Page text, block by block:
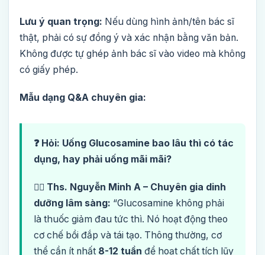
Lưu ý quan trọng: Nếu dùng hình ảnh/tên bác sĩ
thật, phải có sự đồng ý và xác nhận bằng văn bản.
Không được tự ghép ảnh bác sĩ vào video mà không
có giấy phép.
Mẫu dạng Q&A chuyên gia:
❓ Hỏi: Uống Glucosamine bao lâu thì có tác
dụng, hay phải uống mãi mãi?
👨‍⚕️ Ths. Nguyễn Minh A – Chuyên gia dinh
dưỡng lâm sàng: “Glucosamine không phải
là thuốc giảm đau tức thì. Nó hoạt động theo
cơ chế bồi đắp và tái tạo. Thông thường, cơ
thể cần ít nhất 8-12 tuần để hoạt chất tích lũy